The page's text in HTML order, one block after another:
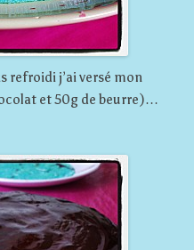
refroidi j’ai versé mon
et 50g de beurre)…